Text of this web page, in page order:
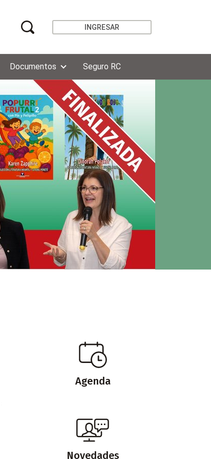
INGRESAR
Documentos Seguro RC
Agenda
Novedades